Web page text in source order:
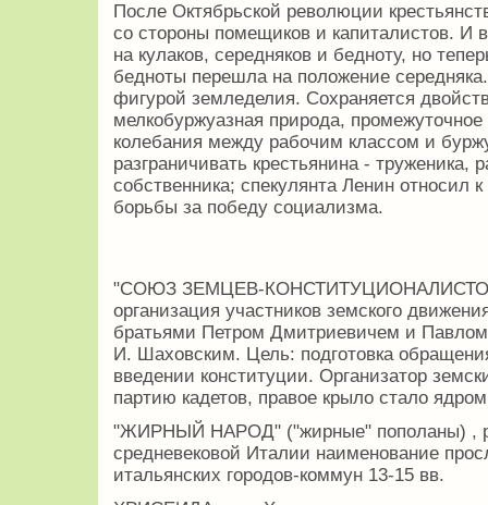
После Октябрьской революции
со стороны помещиков и капиталистов. И
на кулаков, середняков и бедноту, но
бедноты перешла на положение
фигурой земледелия. Сохраняется
мелкобуржуазная природа,
колебания между рабочим классом и
разграничивать крестьянина - труженика,
собственника; спекулянта Ленин относил
борьбы за победу социализма.
"СОЮЗ ЗЕМЦЕВ-КОНСТИТУЦИОНАЛИСТОВ"
организация участников земского
братьями Петром Дмитриевичем и
И. Шаховским. Цель: подготовка
введении конституции. Организатор
партию кадетов, правое крыло стало
"ЖИРНЫЙ НАРОД" ("жирные" пополаны) ,
средневековой Италии наименование
итальянских городов-коммун 13-15 вв.